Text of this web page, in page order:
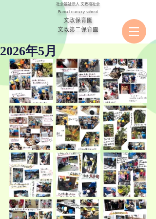
社会福祉法人
文政福祉会
Bunsei nursery school
文政保育園
​文政第二保育園
2026年5月